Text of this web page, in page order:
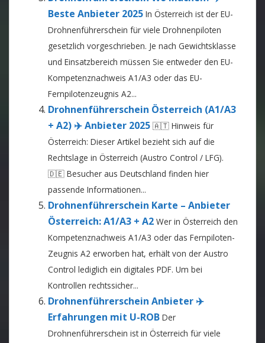
Beste Anbieter 2025 In Österreich ist der EU-
Drohnenführerschein für viele Drohnenpiloten
gesetzlich vorgeschrieben. Je nach Gewichtsklasse
und Einsatzbereich müssen Sie entweder den EU-
Kompetenznachweis A1/A3 oder das EU-
Fernpilotenzeugnis A2...
Drohnenführerschein Österreich (A1/A3
+ A2) ✈️ Anbieter 2025 🇦🇹 Hinweis für
Österreich: Dieser Artikel bezieht sich auf die
Rechtslage in Österreich (Austro Control / LFG).
🇩🇪 Besucher aus Deutschland finden hier
passende Informationen...
Drohnenführerschein Karte – Anbieter
Österreich: A1/A3 + A2 Wer in Österreich den
Kompetenznachweis A1/A3 oder das Fernpiloten-
Zeugnis A2 erworben hat, erhält von der Austro
Control lediglich ein digitales PDF. Um bei
Kontrollen rechtssicher...
Drohnenführerschein Anbieter ✈️
Erfahrungen mit U-ROB Der
Drohnenführerschein ist in Österreich für viele